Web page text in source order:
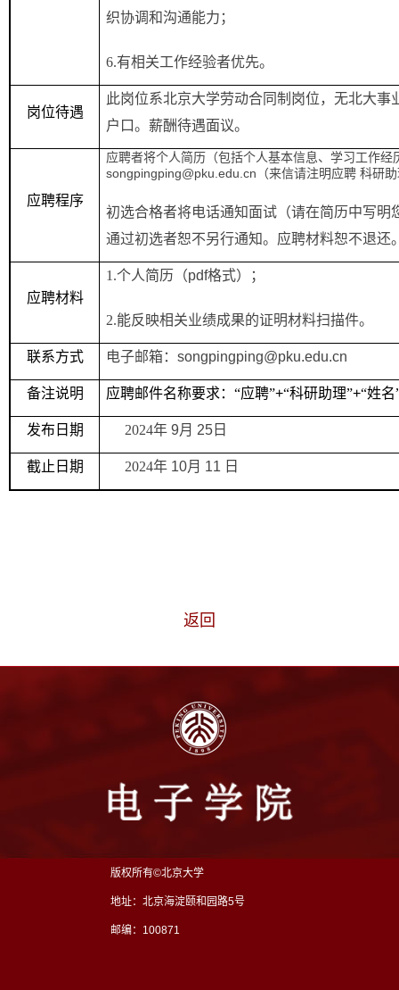
织协调和沟通能力；
6.有相关工作经验者优先。
岗位待遇
此岗位系北京大学劳动合同制岗位，无北大事
户口。薪酬待遇面议。
应聘程序
应聘者将个人简历（包括个人基本信息、学习工作经
songpingping@pku.edu.cn （来信请注明应聘 科研
初选合格者将电话通知面试（请在简历中写明
通过初选者恕不另行通知。应聘材料恕不退还
应聘材料
1.个人简历（pdf格式）；
2.能反映相关业绩成果的证明材料扫描件。
联系方式 电子邮箱： songpingping@pku.edu.cn
备注说明 应聘邮件名称要求：“应聘”+“科研助理”+“姓名
发布日期 2024年 9月 25 日
截止日期 2024年 10月 11 日
返回
版权所有©北京大学
地址：北京海淀颐和园路5号
邮编：100871